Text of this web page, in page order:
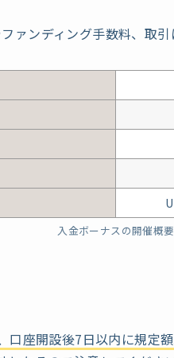
ァンディング手数料、取引
入金ボーナスの開催概要
口座開設後7日以内に規定